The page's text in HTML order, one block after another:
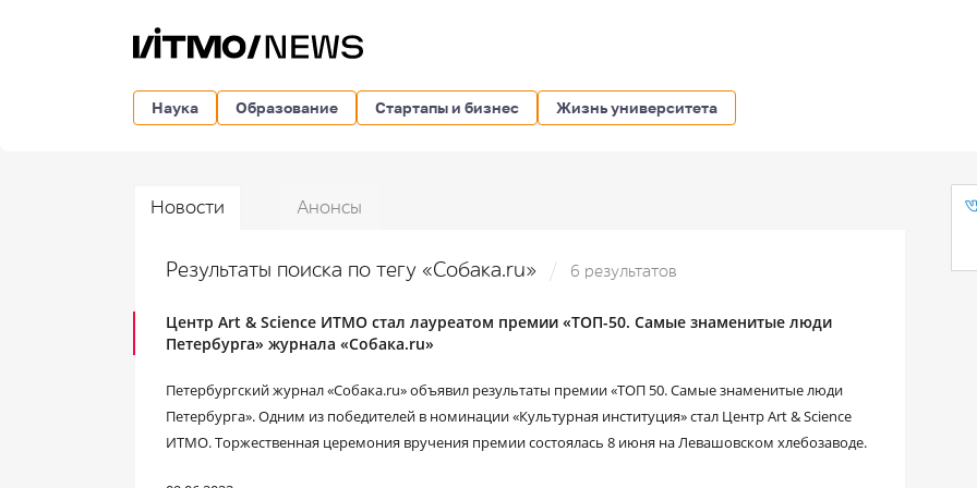
Наука Образование Стартапы и бизнес Жизнь университета
Новости Анонсы
Результаты поиска по тегу «Собака.ru» 6 результатов
Центр Art & Science ИТМО стал лауреатом премии «ТОП-50. Самые знаменитые люди
Петербурга» журнала «Собака.ru»
Петербургский журнал «Собака.ru» объявил результаты премии «ТОП 50. Самые знаменитые люди
Петербурга». Одним из победителей в номинации «Культурная институция» стал Центр Art & Science
ИТМО. Торжественная церемония вручения премии состоялась 8 июня на Левашовском хлебозаводе.